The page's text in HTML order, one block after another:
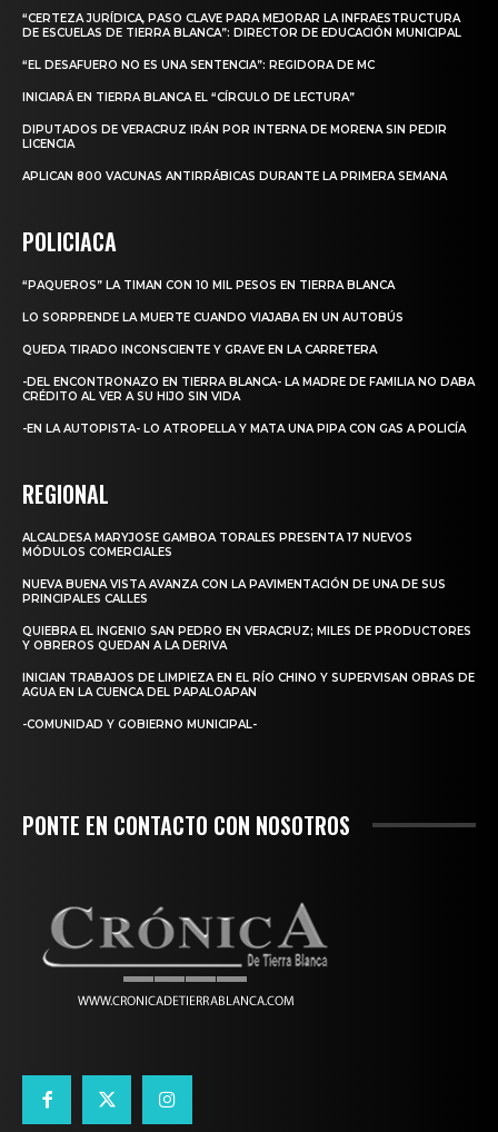
“CERTEZA JURÍDICA, PASO CLAVE PARA MEJORAR LA INFRAESTRUCTURA
DE ESCUELAS DE TIERRA BLANCA”: DIRECTOR DE EDUCACIÓN MUNICIPAL
“EL DESAFUERO NO ES UNA SENTENCIA”: REGIDORA DE MC
INICIARÁ EN TIERRA BLANCA EL “CÍRCULO DE LECTURA”
DIPUTADOS DE VERACRUZ IRÁN POR INTERNA DE MORENA SIN PEDIR
LICENCIA
APLICAN 800 VACUNAS ANTIRRÁBICAS DURANTE LA PRIMERA SEMANA
POLICIACA
“PAQUEROS” LA TIMAN CON 10 MIL PESOS EN TIERRA BLANCA
LO SORPRENDE LA MUERTE CUANDO VIAJABA EN UN AUTOBÚS
QUEDA TIRADO INCONSCIENTE Y GRAVE EN LA CARRETERA
-DEL ENCONTRONAZO EN TIERRA BLANCA- LA MADRE DE FAMILIA NO DABA
CRÉDITO AL VER A SU HIJO SIN VIDA
-EN LA AUTOPISTA- LO ATROPELLA Y MATA UNA PIPA CON GAS A POLICÍA
REGIONAL
ALCALDESA MARYJOSE GAMBOA TORALES PRESENTA 17 NUEVOS
MÓDULOS COMERCIALES
NUEVA BUENA VISTA AVANZA CON LA PAVIMENTACIÓN DE UNA DE SUS
PRINCIPALES CALLES
QUIEBRA EL INGENIO SAN PEDRO EN VERACRUZ; MILES DE PRODUCTORES
Y OBREROS QUEDAN A LA DERIVA
INICIAN TRABAJOS DE LIMPIEZA EN EL RÍO CHINO Y SUPERVISAN OBRAS DE
AGUA EN LA CUENCA DEL PAPALOAPAN
-COMUNIDAD Y GOBIERNO MUNICIPAL-
PONTE EN CONTACTO CON NOSOTROS